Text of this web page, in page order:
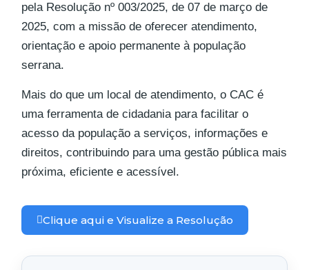
pela Resolução nº 003/2025, de 07 de março de
2025, com a missão de oferecer atendimento,
orientação e apoio permanente à população
serrana.
Mais do que um local de atendimento, o CAC é
uma ferramenta de cidadania para facilitar o
acesso da população a serviços, informações e
direitos, contribuindo para uma gestão pública mais
próxima, eficiente e acessível.
Clique aqui e Visualize a Resolução